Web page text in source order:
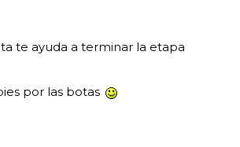
te ayuda a terminar la etapa
por las botas